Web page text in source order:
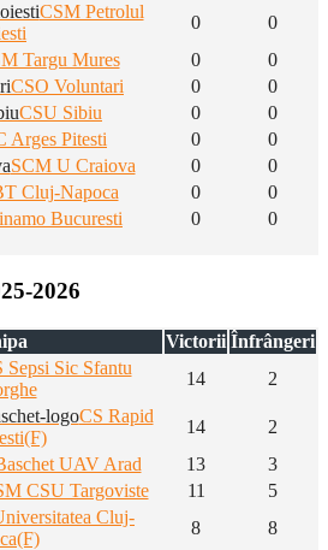
CSM Petrolul
0
0
Targu Mures 0
0
CSO Voluntari 0
0
CSU Sibiu 0
0
Arges Pitesti 0
0
SCM U Craiova 0
0
Cluj-Napoca 0
0
Bucuresti 0
0
2026
Victorii Înfrângeri
Sepsi Sic Sfantu
14 2
CS Rapid
14
2
UAV Arad 13
3
CSU Targoviste 11
5
Cluj-
8
8